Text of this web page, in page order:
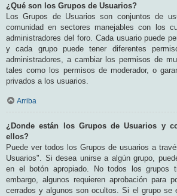
¿Qué son los Grupos de Usuarios?
Los Grupos de Usuarios son conjuntos de
comunidad en sectores manejables con los
administradores del foro. Cada usuario puede
y cada grupo puede tener diferentes
administradores, a cambiar los permisos de
tales como los permisos de moderador, o
privados a los usuarios.
Arriba
¿Donde están los Grupos de Usuarios y
ellos?
Puede ver todos los Grupos de usuarios a
Usuarios". Si desea unirse a algún grupo,
en el botón apropiado. No todos los grupos
embargo, algunos requieren aprobación para
cerrados y algunos son ocultos. Si el grupo se